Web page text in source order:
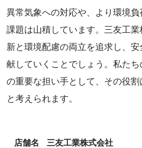
異常気象への対応や、より環境負
課題は山積しています。三友工
新と環境配慮の両立を追求し、
献していくことでしょう。私た
の重要な担い手として、その役
と考えられます。
店舗名 三友工業株式会社